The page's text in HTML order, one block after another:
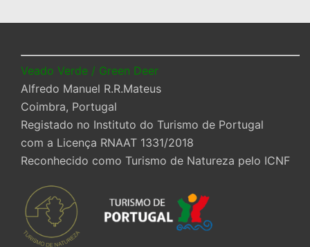
Veado Verde / Green Deer
Alfredo Manuel R.R.Mateus
Coimbra, Portugal
Registado no Instituto do Turismo de Portugal
com a Licença RNAAT 1331/2018
Reconhecido como Turismo de Natureza pelo ICNF